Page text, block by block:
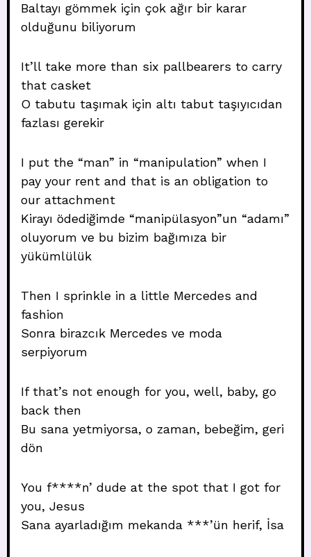
Baltayı gömmek için çok ağır bir karar
olduğunu biliyorum
It’ll take more than six pallbearers to carry
that casket
O tabutu taşımak için altı tabut taşıyıcıdan
fazlası gerekir
I put the “man” in “manipulation” when I
pay your rent and that is an obligation to
our attachment
Kirayı ödediğimde “manipülasyon”un “adamı”
oluyorum ve bu bizim bağımıza bir
yükümlülük
Then I sprinkle in a little Mercedes and
fashion
Sonra birazcık Mercedes ve moda
serpiyorum
If that’s not enough for you, well, baby, go
back then
Bu sana yetmiyorsa, o zaman, bebeğim, geri
dön
You f****n’ dude at the spot that I got for
you, Jesus
Sana ayarladığım mekanda ***’ün herif, İsa